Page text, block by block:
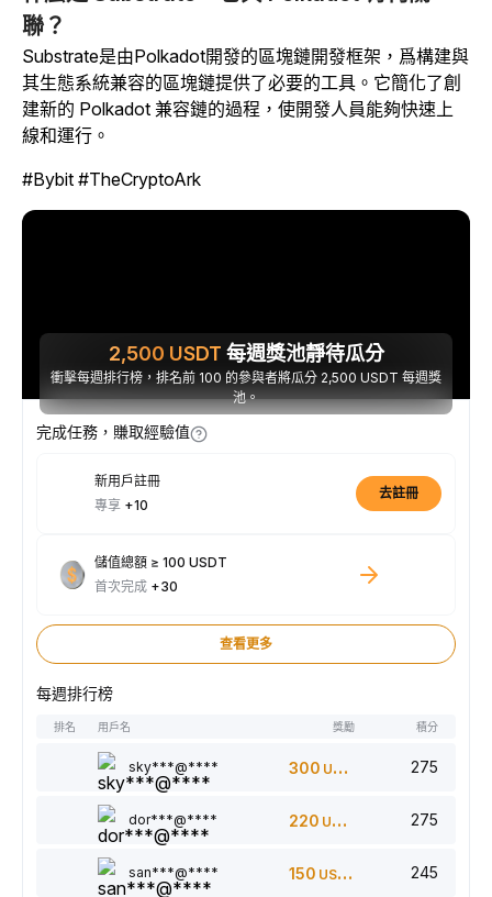
聯？
Substrate是由Polkadot開發的區塊鏈開發框架，爲構建與
其生態系統兼容的區塊鏈提供了必要的工具。它簡化了創
建新的 Polkadot 兼容鏈的過程，使開發人員能夠快速上
線和運行。
#Bybit #TheCryptoArk
2,500 USDT 每週獎池靜待瓜分
衝擊每週排行榜，排名前 100 的參與者將瓜分 2,500 USDT 每週獎
池。
完成任務，賺取經驗值
新用戶註冊
專享 +10
去註冊
儲值總額 ≥ 100 USDT
首次完成 +30
查看更多
每週排行榜
排名 用戶名 獎勵 積分
sky***@**** 300 USDT 275
dor***@**** 220 USDT 275
san***@**** 150 USDT 245